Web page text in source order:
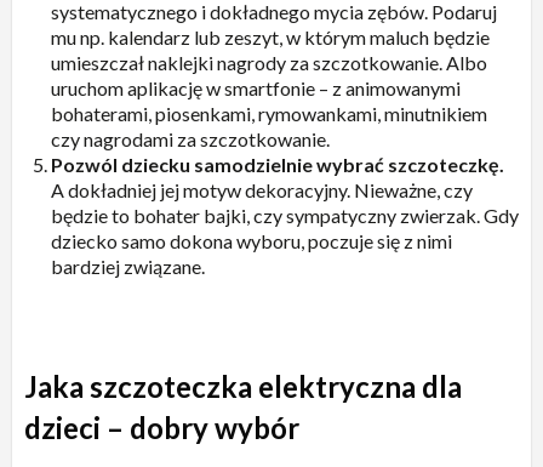
systematycznego i dokładnego mycia zębów. Podaruj
mu np. kalendarz lub zeszyt, w którym maluch będzie
umieszczał naklejki nagrody za szczotkowanie. Albo
uruchom aplikację w smartfonie – z animowanymi
bohaterami, piosenkami, rymowankami, minutnikiem
czy nagrodami za szczotkowanie.
Pozwól dziecku samodzielnie wybrać szczoteczkę.
A dokładniej jej motyw dekoracyjny. Nieważne, czy
będzie to bohater bajki, czy sympatyczny zwierzak. Gdy
dziecko samo dokona wyboru, poczuje się z nimi
bardziej związane.
Jaka szczoteczka elektryczna dla
dzieci – dobry wybór